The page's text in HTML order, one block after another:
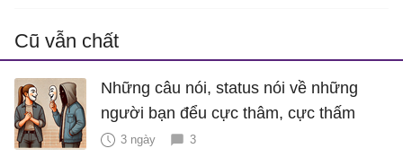
Cũ vẫn chất
Những câu nói, status nói về những
người bạn đểu cực thâm, cực thấm
3 ngày 3